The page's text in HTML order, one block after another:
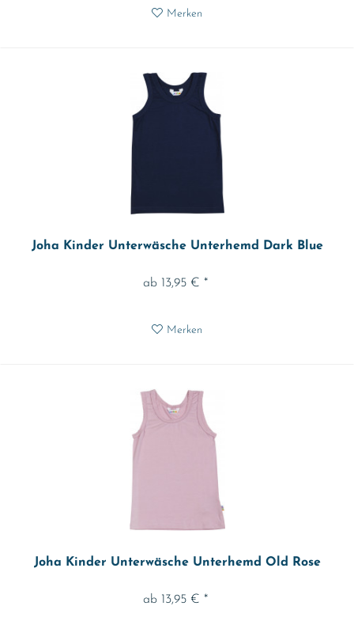
Merken
Joha Kinder Unterwäsche Unterhemd Dark Blue
ab 13,95 € *
Merken
Joha Kinder Unterwäsche Unterhemd Old Rose
ab 13,95 € *